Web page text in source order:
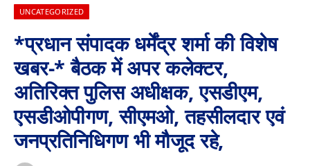
UNCATEGORIZED
*प्रधान संपादक धर्मेंद्र शर्मा की विशेष
खबर-* बैठक में अपर कलेक्टर,
अतिरिक्त पुलिस अधीक्षक, एसडीएम,
एसडीओपीगण, सीएमओ, तहसीलदार एवं
जनप्रतिनिधिगण भी मौजूद रहे,